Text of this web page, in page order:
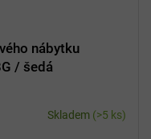
nábytku
/ šedá
Skladem (>5 ks)